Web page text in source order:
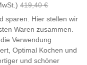
419,40 €
sparen. Hier stellen wir
Waren zusammen.
Verwendung
Optimal Kochen und
und schöner